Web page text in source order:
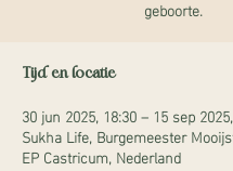
geboorte.
Tijd en locatie
30 jun 2025, 18:30 – 15 sep
Sukha Life, Burgemeester
EP Castricum, Nederland